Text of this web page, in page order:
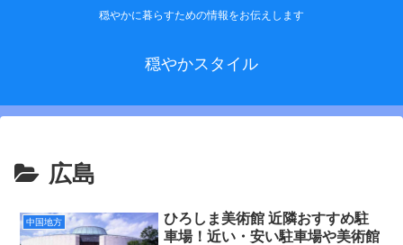
穏やかに暮らすための情報をお伝えします
穏やかスタイル
広島
中国地方
ひろしま美術館 近隣おすすめ駐
車場！近い・安い駐車場や美術館